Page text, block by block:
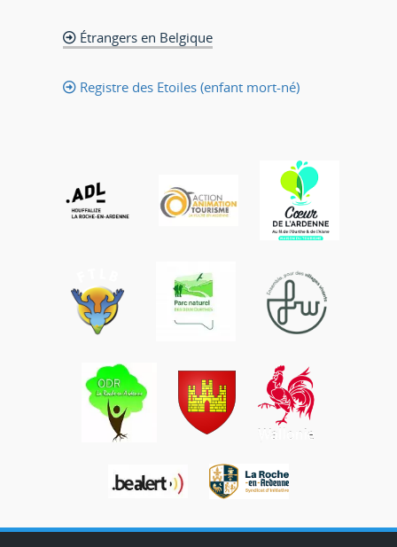
Étrangers en Belgique
Registre des Etoiles (enfant mort-né)